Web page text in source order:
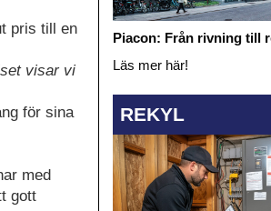
pris till en
visar vi
för sina
med
gott
Piacon: Från rivning till
Läs mer här!
REKYL